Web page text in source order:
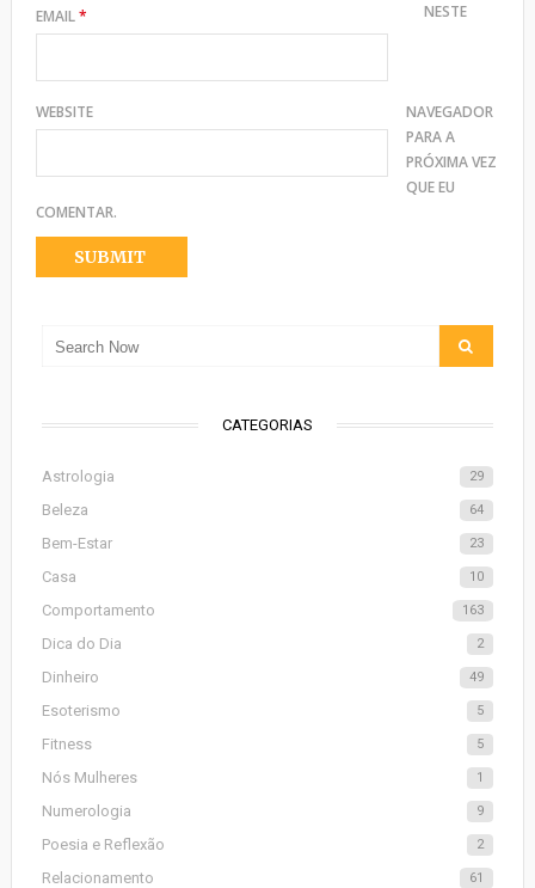
EMAIL*
WEBSITE
NESTE
NAVEGADOR
PARA A
PRÓXIMA VEZ
QUE EU
COMENTAR.
CATEGORIAS
Astrologia 29
Beleza 64
Bem-Estar 23
Casa 10
Comportamento 163
Dica do Dia 2
Dinheiro 49
Esoterismo 5
Fitness 5
Nós Mulheres 1
Numerologia 9
Poesia e Reflexão 2
Relacionamento 61